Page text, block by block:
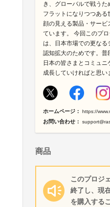
き、グローバルで戦うた
フラットになりつつあ
顔の見える製品・サービ
ています。 今回このプ
は、日本市場での更なる
認知拡大のためです。普
日本の皆さまとコミュ
成長していければと思い
ホームページ： https://
お問い合わせ：
商品
このプロジ
終了し、現
を購入する